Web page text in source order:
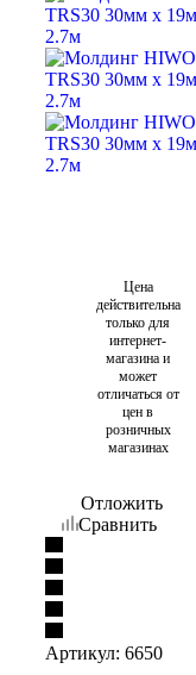
Цена
действительна
только для
интернет-
магазина и
может
отличаться от
цен в
розничных
магазинах
Отложить
Сравнить
Артикул: 6650